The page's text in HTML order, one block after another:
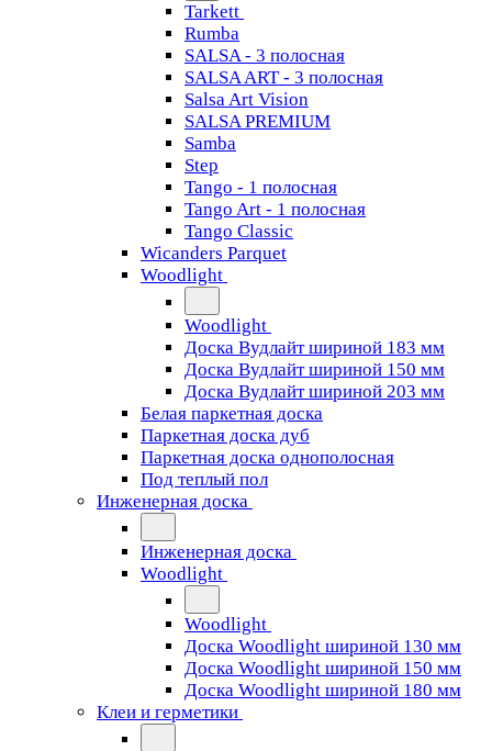
Tarkett
Rumba
SALSA - 3 полосная
SALSA ART - 3 полосная
Salsa Art Vision
SALSA PREMIUM
Samba
Step
Tango - 1 полосная
Tango Art - 1 полосная
Tango Classiс
Wicanders Parquet
Woodlight
Woodlight
Доска Вудлайт шириной 183 мм
Доска Вудлайт шириной 150 мм
Доска Вудлайт шириной 203 мм
Белая паркетная доска
Паркетная доска дуб
Паркетная доска однополосная
Под теплый пол
Инженерная доска
Инженерная доска
Woodlight
Woodlight
Доска Woodlight шириной 130 мм
Доска Woodlight шириной 150 мм
Доска Woodlight шириной 180 мм
Клеи и герметики